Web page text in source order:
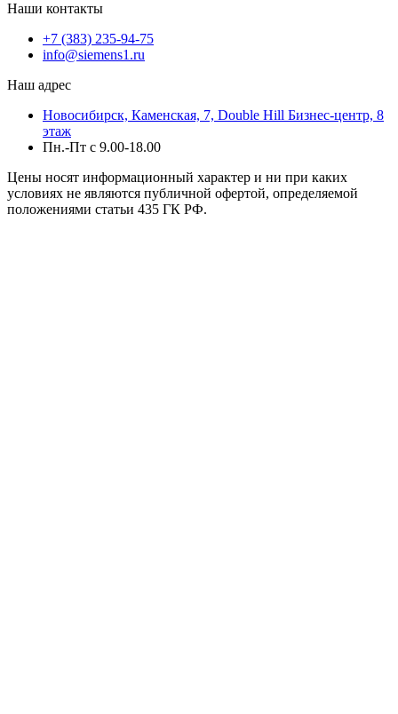
Наши контакты
+7 (383) 235-94-75
info@siemens1.ru
Наш адрес
Новосибирск, Каменская, 7, Double Hill ​Бизнес-центр, 8
этаж
Пн.-Пт с 9.00-18.00
Цены носят информационный характер и ни при каких
условиях не являются публичной офертой, определяемой
положениями статьи 435 ГК РФ.